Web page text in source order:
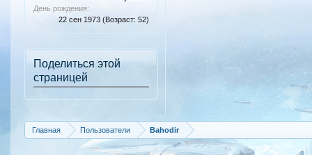
День рождения:
22 сен 1973 (Возраст: 52)
Поделиться этой
страницей
Главная Пользователи Bahodir